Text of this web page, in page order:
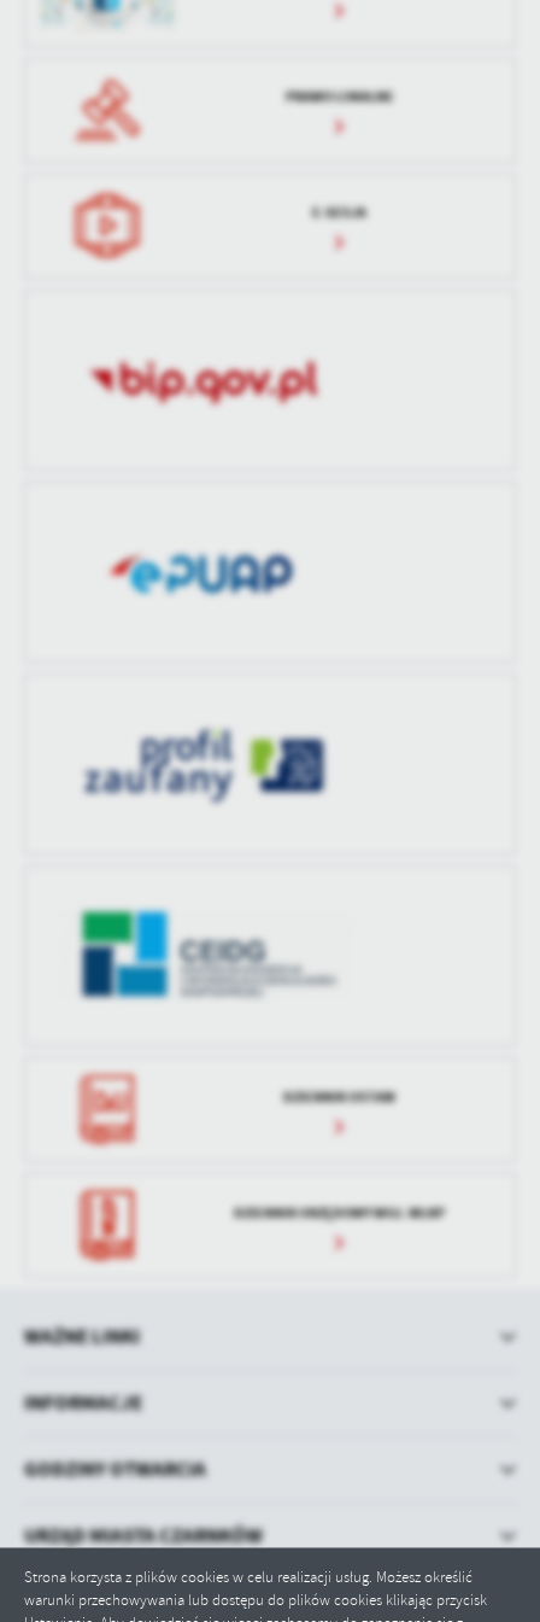
Strona korzysta z plików cookies w celu realizacji usług. Możesz określić
warunki przechowywania lub dostępu do plików cookies klikając przycisk
treści w postaci wiadomości, ofert, komunikatów mediów
PRAWO LOKALNE
E-SESJA
DZIENNIK USTAW
DZIENNIK URZĘDOWY WOJ. WLKP
WAŻNE LINKI
INFORMACJE
GODZINY OTWARCIA
URZĄD MIASTA CZARNKÓW